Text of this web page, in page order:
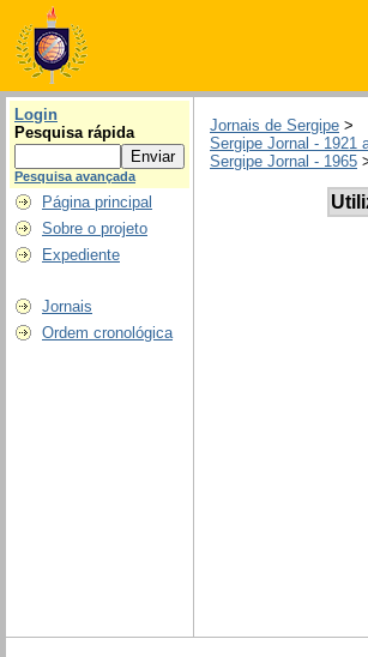
Login
Pesquisa rápida
Pesquisa avançada
Página principal
Sobre o projeto
Expediente
Jornais
Ordem cronológica
Jornais de Sergipe >
Sergipe Jornal - 1921
Sergipe Jornal - 1965